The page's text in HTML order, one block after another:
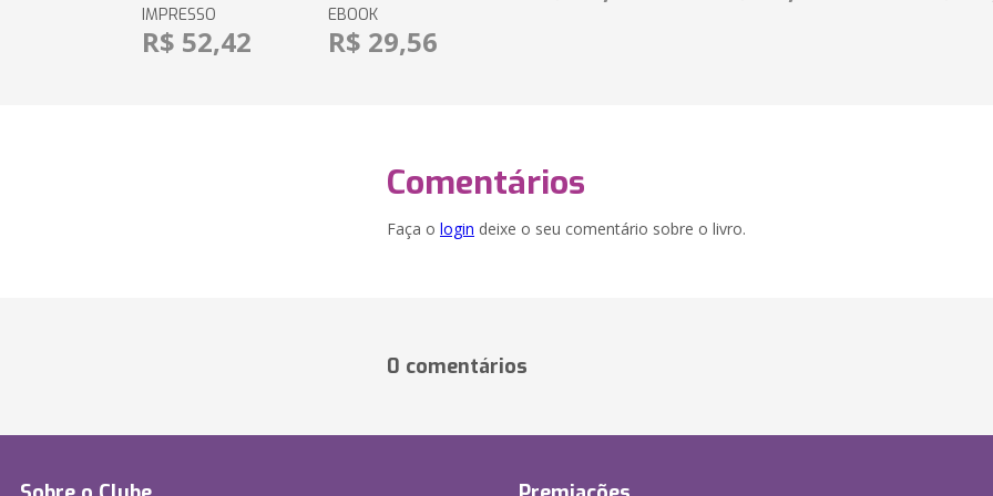
IMPRESSO
R$ 52,42
EBOOK
R$ 29,56
Comentários
Faça o login deixe o seu comentário sobre o livro.
0 comentários